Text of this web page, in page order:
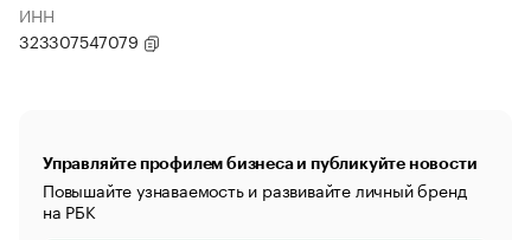
ИНН
323307547079
Управляйте профилем бизнеса и публикуйте новости
Повышайте узнаваемость и развивайте личный бренд
на РБК